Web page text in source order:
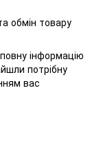
обмін товару
інформацію
потрібну
вас